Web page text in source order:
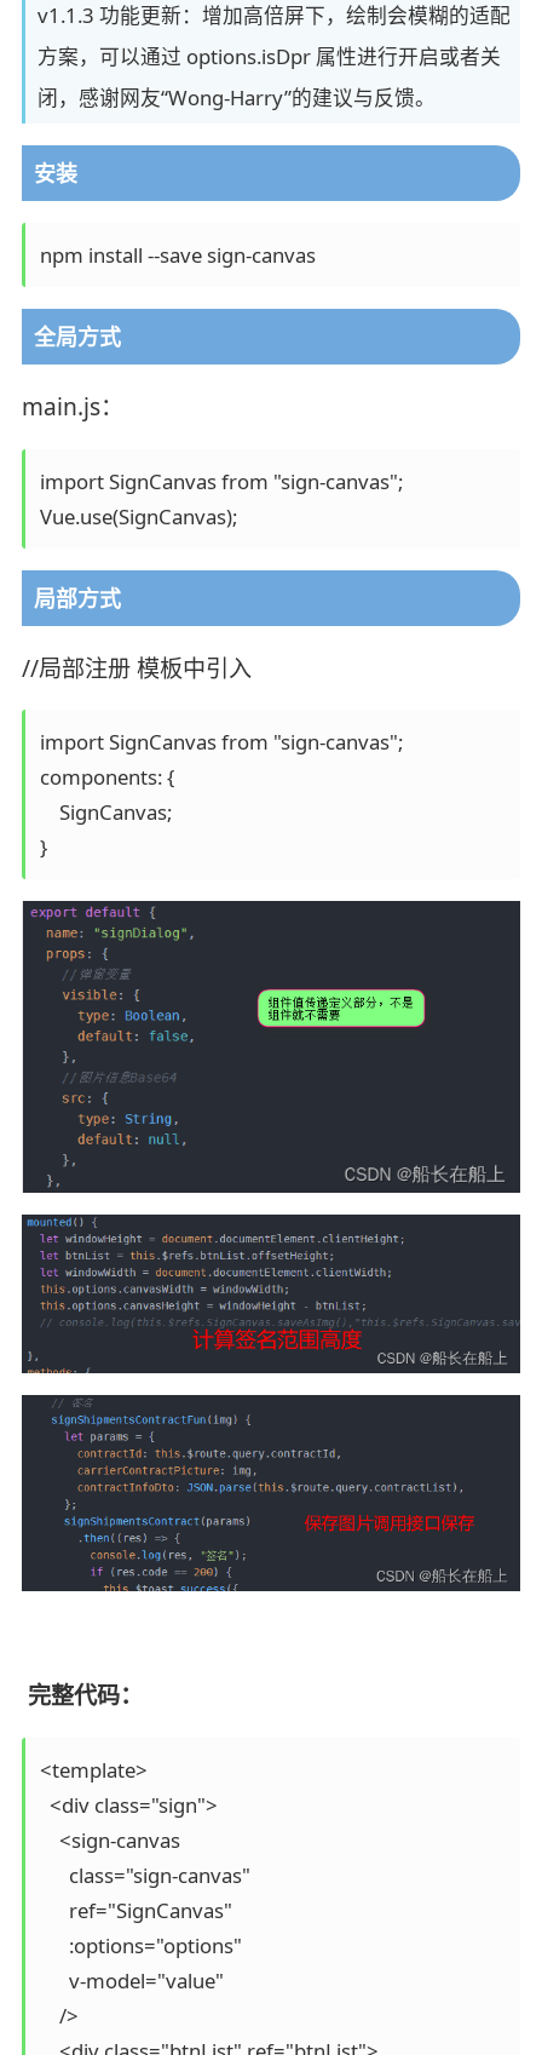
v1.1.3 功能更新：增加高倍屏下，绘制会模糊的适配
方案，可以通过 options.isDpr 属性进行开启或者关
闭，感谢网友“Wong-Harry”的建议与反馈。
安装
npm install --save sign-canvas
全局方式
main.js：
import SignCanvas from "sign-canvas";
Vue.use(SignCanvas);
局部方式
//局部注册 模板中引入
import SignCanvas from "sign-canvas";
components: {
SignCanvas;
}
完整代码：
<template>
  <div class="sign">
    <sign-canvas
      class="sign-canvas"
      ref="SignCanvas"
      :options="options"
      v-model="value"
    />